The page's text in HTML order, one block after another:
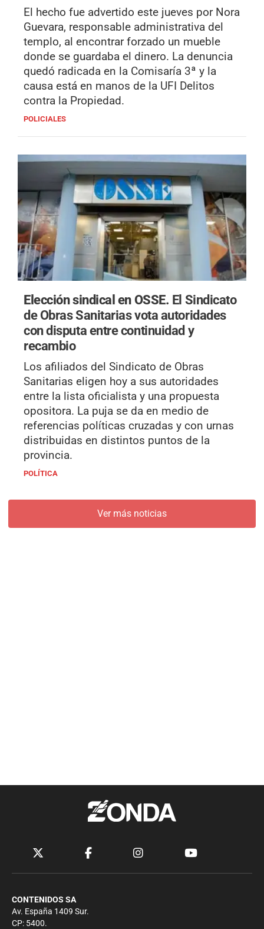
El hecho fue advertido este jueves por Nora
Guevara, responsable administrativa del
templo, al encontrar forzado un mueble
donde se guardaba el dinero. La denuncia
quedó radicada en la Comisaría 3ª y la
causa está en manos de la UFI Delitos
contra la Propiedad.
POLICIALES
Elección sindical en OSSE. El Sindicato
de Obras Sanitarias vota autoridades
con disputa entre continuidad y
recambio
Los afiliados del Sindicato de Obras
Sanitarias eligen hoy a sus autoridades
entre la lista oficialista y una propuesta
opositora. La puja se da en medio de
referencias políticas cruzadas y con urnas
distribuidas en distintos puntos de la
provincia.
POLÍTICA
Ver más noticias
CONTENIDOS SA
Av. España 1409 Sur.
CP: 5400.